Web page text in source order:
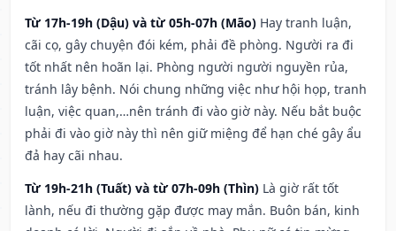
Từ 17h-19h (Dậu) và từ 05h-07h (Mão) Hay tranh luận,
cãi cọ, gây chuyện đói kém, phải đề phòng. Người ra đi
tốt nhất nên hoãn lại. Phòng người người nguyền rủa,
tránh lây bệnh. Nói chung những việc như hội họp, tranh
luận, việc quan,…nên tránh đi vào giờ này. Nếu bắt buộc
phải đi vào giờ này thì nên giữ miệng để hạn ché gây ẩu
đả hay cãi nhau.
Từ 19h-21h (Tuất) và từ 07h-09h (Thìn) Là giờ rất tốt
lành, nếu đi thường gặp được may mắn. Buôn bán, kinh